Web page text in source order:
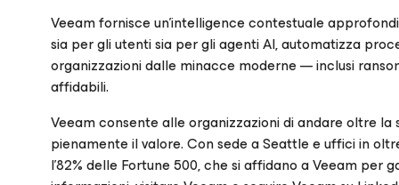
Veeam fornisce un’intelligence contestuale
sia per gli utenti sia per gli agenti AI, automatizza
organizzazioni dalle minacce moderne — inclusi
affidabili.
Veeam consente alle organizzazioni di andare oltre
pienamente il valore. Con sede a Seattle e uffici in
l’82% delle Fortune 500, che si affidano a Veeam